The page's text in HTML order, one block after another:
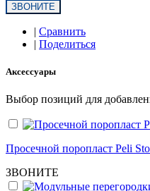
ЗВОНИТЕ
| Сравнить
| Поделиться
Аксессуары
Выбор позиций для
Просечной поропласт Peli
ЗВОНИТЕ